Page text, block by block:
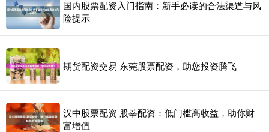
国内股票配资入门指南：新手必读的合法渠道与风
险提示
期货配资交易 东莞股票配资，助您投资腾飞
汉中股票配资 股莘配资：低门槛高收益，助你财
富增值